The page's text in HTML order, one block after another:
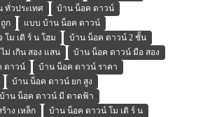
ทั่วประเทศ
บ้าน น็อค ดาวน์
ก
แบบ บ้าน น็อค ดาวน์
ม เดิ ร์ น โฮม
บ้าน น็อค ดาวน์ 2 ชั้น
ม่ เกิน สอง แสน
บ้าน น็อค ดาวน์ มือ สอง
ดาวน์
บ้าน น็อค ดาวน์ ราคา
บ้าน น็อค ดาวน์ ยก สูง
าน น็อค ดาวน์ มี ดาดฟ้า
าง เหล็ก
บ้าน น็อค ดาวน์ โม เดิ ร์ น